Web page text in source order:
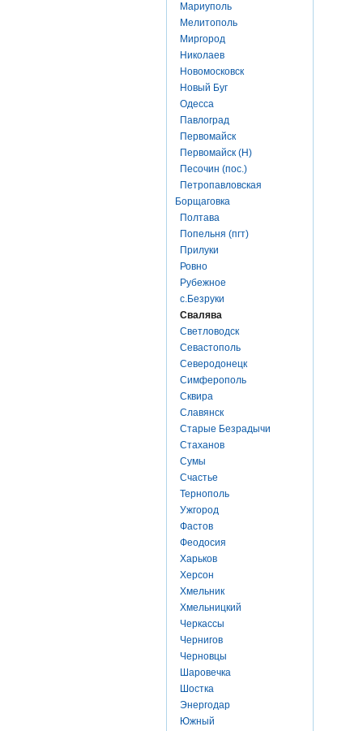
Мариуполь
Мелитополь
Миргород
Николаев
Новомосковск
Новый Буг
Одесса
Павлоград
Первомайск
Первомайск (Н)
Песочин (пос.)
Петропавловская
Борщаговка
Полтава
Попельня (пгт)
Прилуки
Ровно
Рубежное
с.Безруки
Свалява
Светловодск
Севастополь
Северодонецк
Симферополь
Сквира
Славянск
Старые Безрадычи
Стаханов
Сумы
Счастье
Тернополь
Ужгород
Фастов
Феодосия
Харьков
Херсон
Хмельник
Хмельницкий
Черкассы
Чернигов
Черновцы
Шаровечка
Шостка
Энергодар
Южный